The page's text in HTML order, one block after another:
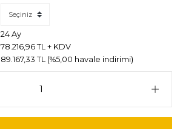
24 Ay
78.216,96 TL + KDV
89.167,33 TL (%5,00 havale indirimi)